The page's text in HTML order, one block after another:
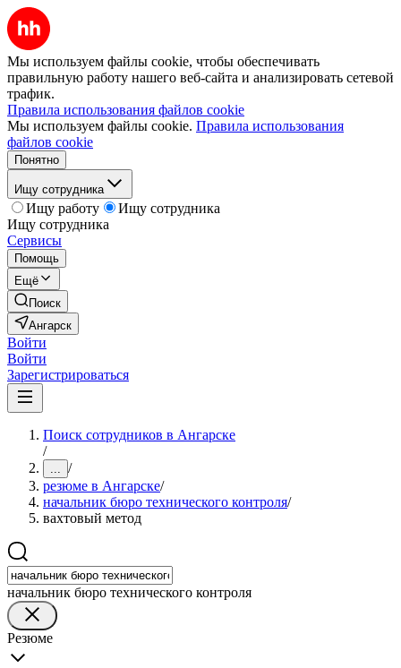
Мы используем файлы cookie, чтобы обеспечивать
правильную работу нашего веб-сайта и анализировать сетевой
трафик.
Правила использования файлов cookie
Мы используем файлы cookie. Правила использования
файлов cookie
Понятно
Ищу сотрудника
Ищу работу
Ищу сотрудника
Ищу сотрудника
Сервисы
Помощь
Ещё
Поиск
Ангарск
Войти
Войти
Зарегистрироваться
Поиск сотрудников в Ангарске
/
... /
резюме в Ангарске/
начальник бюро технического контроля/
вахтовый метод
начальник бюро технического контроля
Резюме